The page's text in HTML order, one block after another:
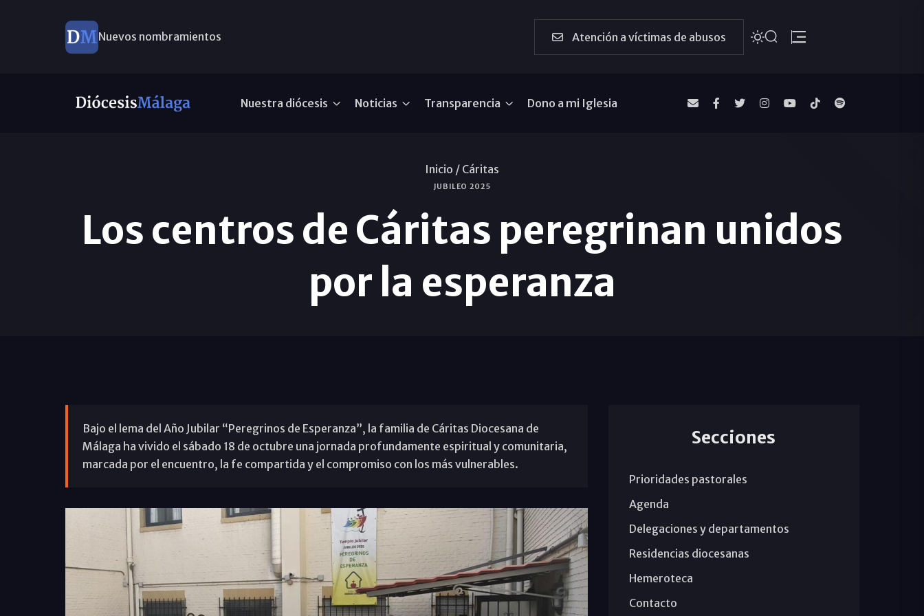
Nuevos nombramientos Atención a víctimas de abusos
Nuestra diócesis Noticias Transparencia Dono a mi Iglesia
Inicio / Cáritas
JUBILEO 2025
Los centros de Cáritas peregrinan unidos
por la esperanza
Bajo el lema del Año Jubilar “Peregrinos de Esperanza”, la familia de Cáritas Diocesana de
Málaga ha vivido el sábado 18 de octubre una jornada profundamente espiritual y comunitaria,
marcada por el encuentro, la fe compartida y el compromiso con los más vulnerables.
Secciones
Prioridades pastorales
Agenda
Delegaciones y departamentos
Residencias diocesanas
Hemeroteca
Contacto